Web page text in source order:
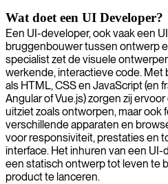
Wat doet een UI Developer?
Een UI-developer, ook vaak een
bruggenbouwer tussen ontwerp
specialist zet de visuele
werkende, interactieve code. Met
als HTML, CSS en JavaScript (en
Angular of Vue.js) zorgen zij
uitziet zoals ontworpen, maar ook
verschillende apparaten en
voor responsiviteit, prestaties en
interface. Het inhuren van een
een statisch ontwerp tot leven te
product te lanceren.